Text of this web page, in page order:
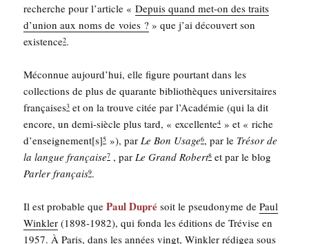
recherche pour l’ar­ticle «Depuis quand met-on des traits
d’union aux noms de voies ? » que j’ai décou­vert son
exis­tence2.
Mécon­nue aujourd’­hui, elle figure pour­tant dans les
col­lec­tions de plus de qua­rante biblio­thèques uni­ver­si­taires
fran­çaises3 et on la trouve citée par l’A­ca­dé­mie (qui la dit
encore, un demi-siècle plus tard, « excel­lente4 » et « riche
d’enseignement[s]5 »), parLe Bon Usage6, par le Tré­sor de
la langue fran­çaise7 , parLe Grand Robert8 et par le blog
Par­ler fran­çais9.
Il est pro­bable quePaul Dupré soit le pseu­do­nyme dePaul
Wink­ler (1898-1982), qui fon­da les édi­tions de Tré­vise en
1957. À Paris, dans les années vingt, Wink­ler rédi­gea sous